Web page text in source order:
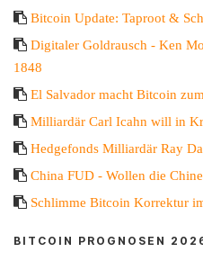
Bitcoin Update: Taproot &
Digitaler Goldrausch - Ken
1848
El Salvador macht Bitcoin
Milliardär Carl Icahn will in
Hedgefonds Milliardär Ray
China FUD - Wollen die
Schlimme Bitcoin Korrektur
BITCOIN PROGNOSEN